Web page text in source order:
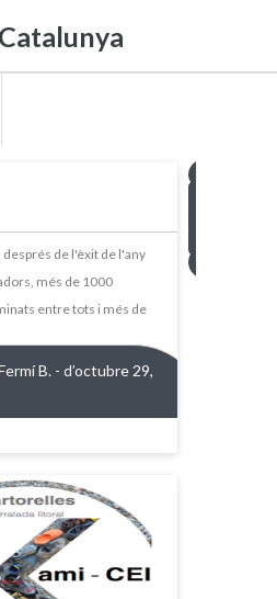
de l'èxit de l'any
més de 1000
entre tots i més de
B. - d’octubre 29,